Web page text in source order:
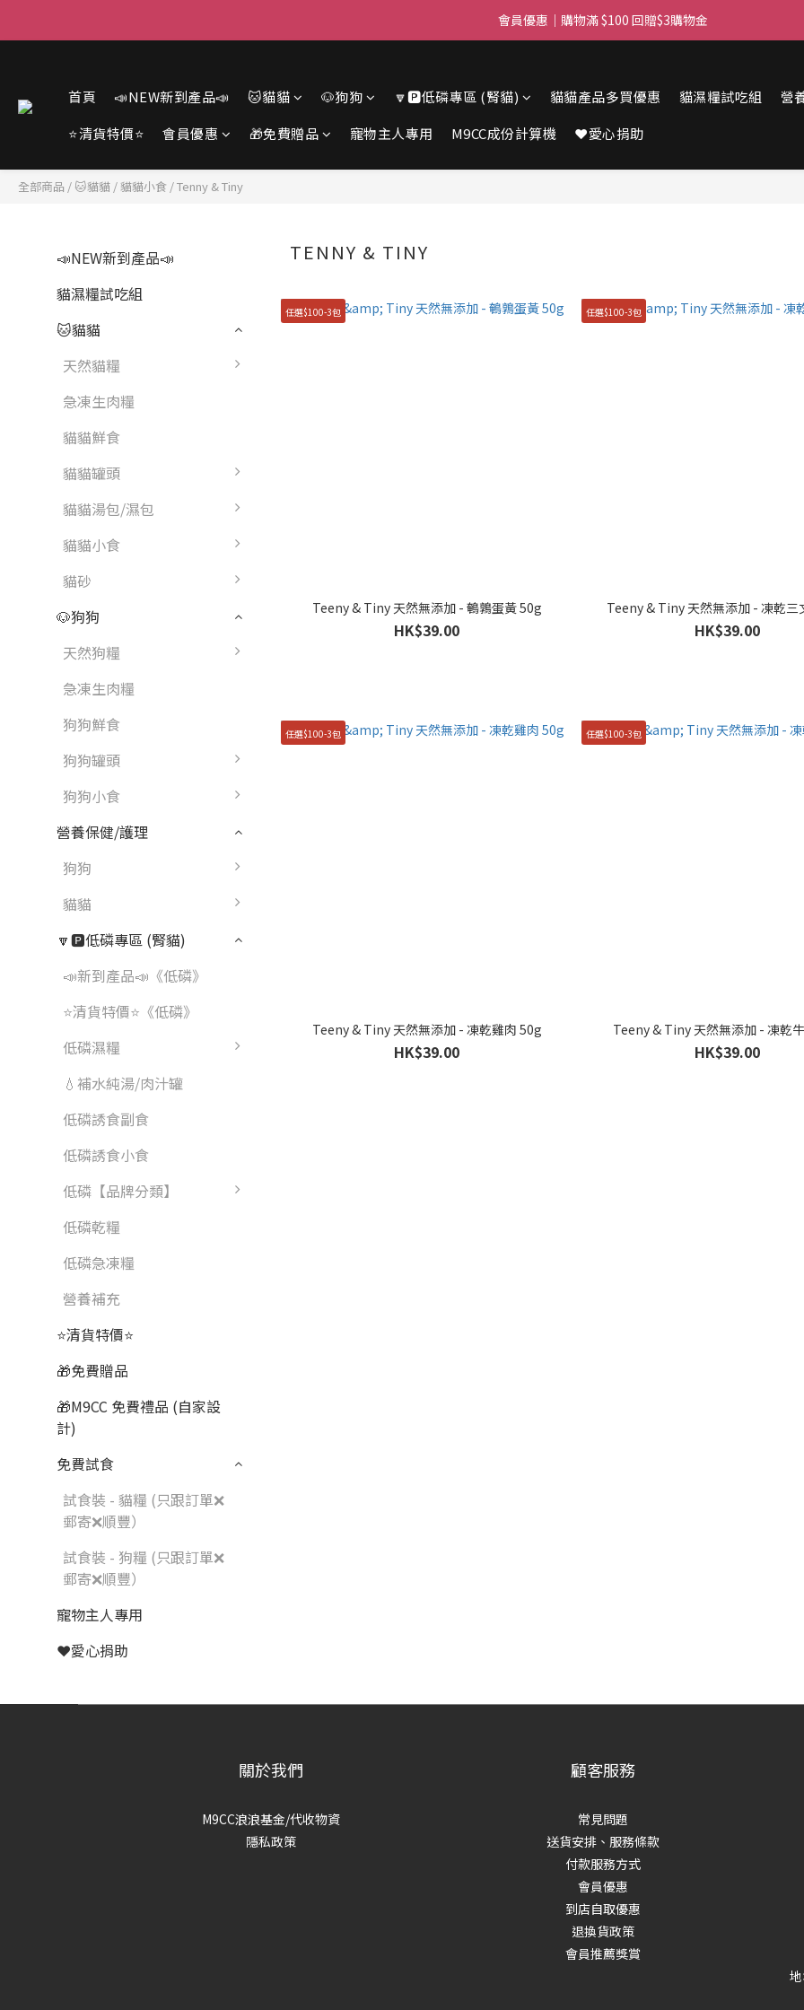
滿$450免費送貨上門 I 滿$350免運 順豐自取
會員優惠｜購物滿 $100 回贈$3購物金
首頁 📣NEW新到產品📣 🐱貓貓 🐶狗狗 🔽🅿️低磷專區 (腎貓) 貓貓產品多買優惠 貓濕糧試吃組
營
⭐清貨特價⭐
會員優惠 🎁免費贈品 寵物主人專用 M9CC成份計算機 ❤️愛心捐助
全部商品 / 🐱貓貓 /貓貓小食 /Tenny & Tiny
📣NEW新到產品📣
貓濕糧試吃組
🐱貓貓
天然貓糧
急凍生肉糧
貓貓鮮食
貓貓罐頭
貓貓湯包/濕包
貓貓小食
貓砂
🐶狗狗
天然狗糧
急凍生肉糧
狗狗鮮食
狗狗罐頭
狗狗小食
營養保健/護理
狗狗
貓貓
🔽🅿️低磷專區 (腎貓)
📣新到產品📣《低磷》
⭐清貨特價⭐《低磷》
低磷濕糧
💧補水純湯/肉汁罐
低磷誘食副食
低磷誘食小食
低磷【品牌分類】
低磷乾糧
低磷急凍糧
營養補充
⭐清貨特價⭐
🎁免費贈品
🎁M9CC 免費禮品 (自家設
計)
免費試食
試食裝 - 貓糧 (只跟訂單❌
郵寄❌順豐）
試食裝 - 狗糧 (只跟訂單❌
郵寄❌順豐）
寵物主人專用
❤️愛心捐助
TENNY & TINY
任選$100-3包
Teeny & Tiny 天然無添加 - 鵪鶉蛋黃 50g
HK$39.00
任選$100-3包
Teeny & Tiny 天然無添加 - 凍乾三
HK$39.00
任選$100-3包
Teeny & Tiny 天然無添加 - 凍乾雞肉 50g
HK$39.00
任選$100-3包
Teeny & Tiny 天然無添加 - 凍乾
HK$39.00
關於我們
M9CC浪浪基金/代收物資
隱私政策
顧客服務
常見問題
送貨安排、服務條款
付款服務方式
會員優惠
到店自取優惠
退換貨政策
會員推薦獎賞